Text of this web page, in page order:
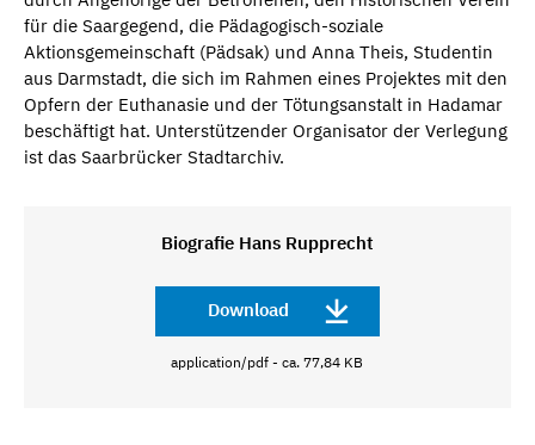
für die Saargegend, die Pädagogisch-soziale
Aktionsgemeinschaft (Pädsak) und Anna Theis, Studentin
aus Darmstadt, die sich im Rahmen eines Projektes mit den
Opfern der Euthanasie und der Tötungsanstalt in Hadamar
beschäftigt hat. Unterstützender Organisator der Verlegung
ist das Saarbrücker Stadtarchiv.
Biografie Hans Rupprecht
Download
application/pdf - ca. 77,84 KB